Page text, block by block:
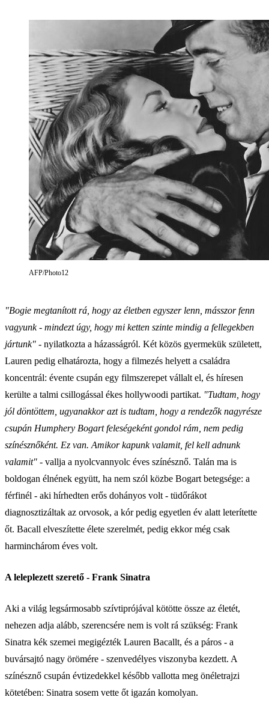
AFP/Photo12
"Bogie megtanított rá, hogy az életben egyszer lenn, másszor fenn
vagyunk - mindezt úgy, hogy mi ketten szinte mindig a fellegekben
jártunk" - nyilatkozta a házasságról. Két közös gyermekük született,
Lauren pedig elhatározta, hogy a filmezés helyett a családra
koncentrál: évente csupán egy filmszerepet vállalt el, és híresen
kerülte a talmi csillogással ékes hollywoodi partikat. "Tudtam, hogy
jól döntöttem, ugyanakkor azt is tudtam, hogy a rendezők nagyrésze
csupán Humphery Bogart feleségeként gondol rám, nem pedig
színésznőként. Ez van. Amikor kapunk valamit, fel kell adnunk
valamit" - vallja a nyolcvannyolc éves színésznő. Talán ma is
boldogan élnének együtt, ha nem szól közbe Bogart betegsége: a
férfinél - aki hírhedten erős dohányos volt - tüdőrákot
diagnosztizáltak az orvosok, a kór pedig egyetlen év alatt leterítette
őt. Bacall elveszítette élete szerelmét, pedig ekkor még csak
harminchárom éves volt.
A leleplezett szerető - Frank Sinatra
Aki a világ legsármosabb szívtiprójával kötötte össze az életét,
nehezen adja alább, szerencsére nem is volt rá szükség: Frank
Sinatra kék szemei megigézték Lauren Bacallt, és a páros - a
buvársajtó nagy örömére - szenvedélyes viszonyba kezdett. A
színésznő csupán évtizedekkel később vallotta meg önéletrajzi
kötetében: Sinatra sosem vette őt igazán komolyan.